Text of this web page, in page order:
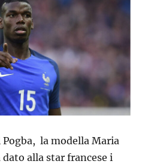
Pogba, la modella Maria
dato alla star francese i